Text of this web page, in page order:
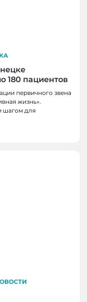
180 пациентов
первичного звена
жизнь».
шагом для